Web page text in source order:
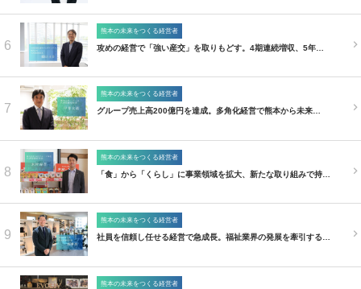
6
熊本の未来をつくる経営者
攻めの経営で「強い産交」を取りもどす。4期連続増収、5年…
7
熊本の未来をつくる経営者
グループ売上高200億円を達成。多角化経営で熊本から未来…
8
熊本の未来をつくる経営者
「食」から「くらし」に事業領域を拡大、新たな取り組みで持…
9
熊本の未来をつくる経営者
社員を信頼し任せる経営で急成長。福祉業界の発展を牽引する…
熊本の未来をつくる経営者